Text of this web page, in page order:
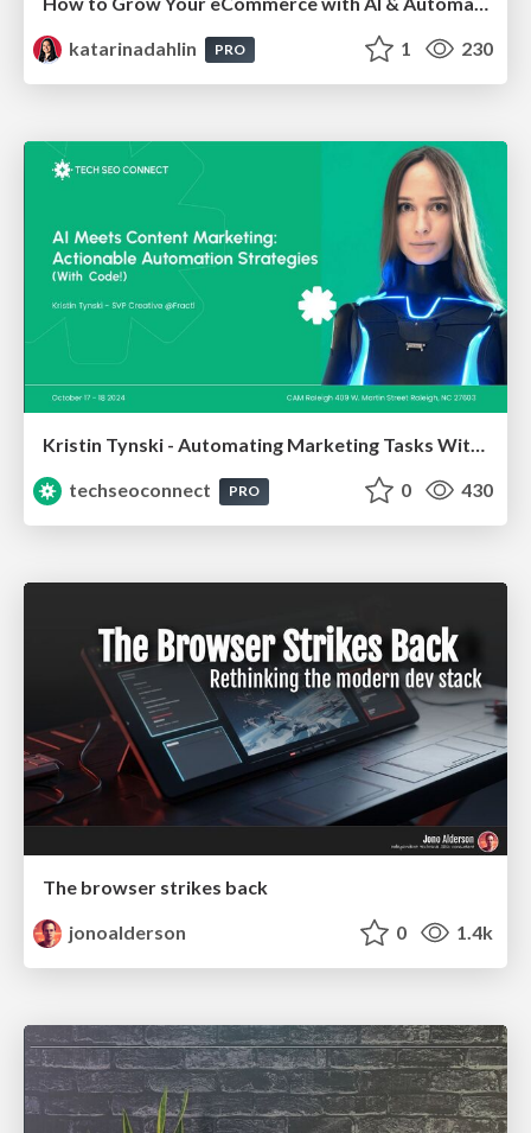
katarinadahlin
PRO 1 230
Kristin Tynski - Automating Marketing Tasks With AI
techseoconnect
PRO 0 430
The browser strikes back
jonoalderson
0 1.4k